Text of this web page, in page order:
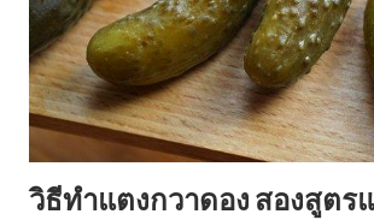
วิธีทำแตงกวาดอง สองสูตร